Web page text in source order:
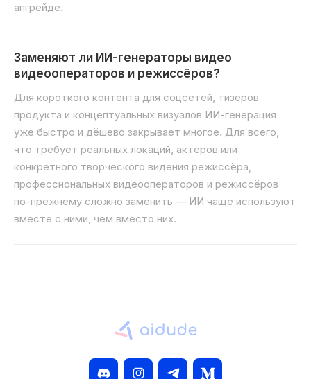
апгрейде.
Заменяют ли ИИ-генераторы видео
видеооператоров и режиссёров?
Для короткого контента для соцсетей, тизеров
продукта и концептуальных визуалов ИИ-генерация
уже быстро и дёшево закрывает многое. Для всего,
что требует реальных локаций, актёров или
конкретного творческого видения режиссёра,
профессиональных видеооператоров и режиссёров
по-прежнему сложно заменить — ИИ чаще используют
вместе с ними, чем вместо них.